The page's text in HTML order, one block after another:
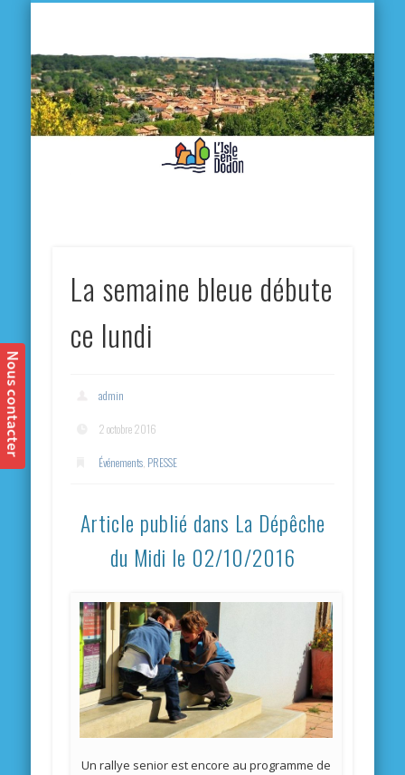
La semaine bleue débute
ce lundi
admin
2 octobre 2016
Événements PRESSE
Article publié dans La Dépêche
du Midi le 02/10/2016
Un rallye senior est encore au programme de